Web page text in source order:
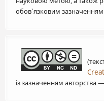
обов`язковим зазначенням
із зазначенням авторства